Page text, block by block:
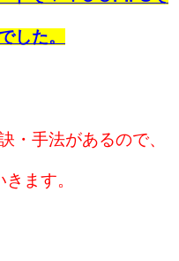
した。
・手法があるので、
ます。